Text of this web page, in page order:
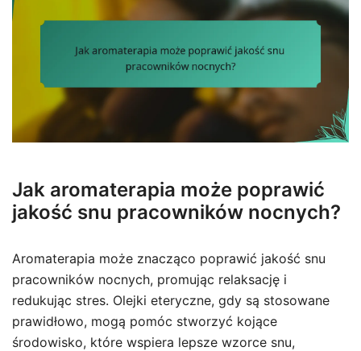
Jak aromaterapia może poprawić
jakość snu pracowników nocnych?
Aromaterapia może znacząco poprawić jakość snu
pracowników nocnych, promując relaksację i
redukując stres. Olejki eteryczne, gdy są stosowane
prawidłowo, mogą pomóc stworzyć kojące
środowisko, które wspiera lepsze wzorce snu,